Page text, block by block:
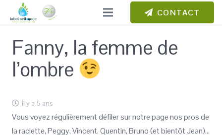
CONTACT
Fanny, la femme de
l’ombre
il y a 5 ans
Vous voyez régulièrement défiler sur notre page nos pros de
la raclette, Peggy, Vincent, Quentin, Bruno (et bientôt Jean)…